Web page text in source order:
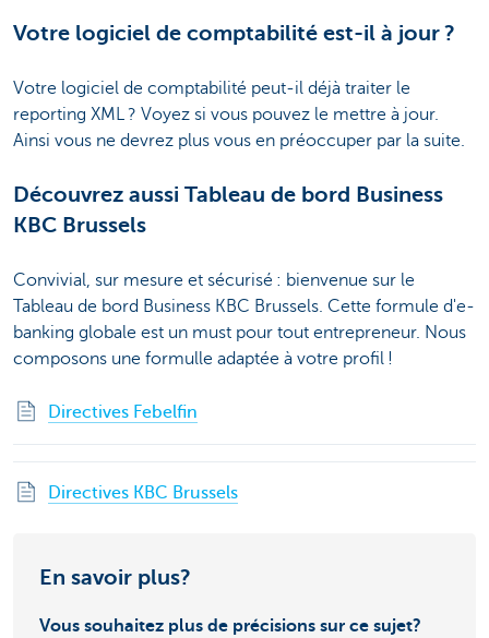
Votre logiciel de comptabilité est-il à jour ?
Votre logiciel de comptabilité peut-il déjà traiter le
reporting XML ? Voyez si vous pouvez le mettre à jour.
Ainsi vous ne devrez plus vous en préoccuper par la suite.
Découvrez aussi Tableau de bord Business
KBC Brussels
Convivial, sur mesure et sécurisé : bienvenue sur le
Tableau de bord Business KBC Brussels. Cette formule d'e-
banking globale est un must pour tout entrepreneur. Nous
composons une formulle adaptée à votre profil !
Directives Febelfin
Directives KBC Brussels
En savoir plus?
Vous souhaitez plus de précisions sur ce sujet?